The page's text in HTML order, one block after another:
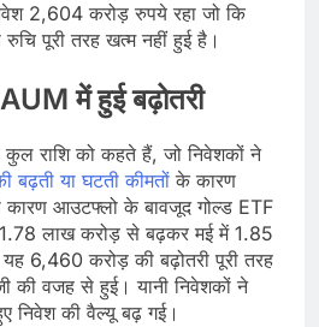
2,604 करोड़ रुपये रहा जो कि
पूरी तरह खत्म नहीं हुई है।
में हुई बढ़ोतरी
राशि को कहते हैं, जो निवेशकों ने
बढ़ती या घटती कीमतों के कारण
कारण आउटफ्लो के बावजूद गोल्ड ETF
लाख करोड़ से बढ़कर मई में 1.85
6,460 करोड़ की बढ़ोतरी पूरी तरह
की वजह से हुई। यानी निवेशकों ने
निवेश की वैल्यू बढ़ गई।